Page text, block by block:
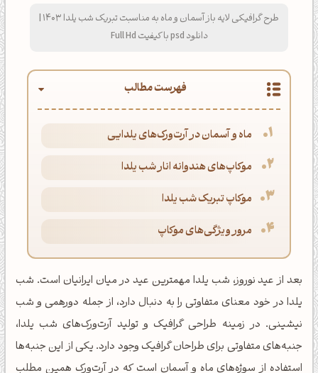
طرح گرافیکی لایه باز آسمان و ماه به مناسبت تبریک شب یلدا 1403 |
دانلود psd با کیفیت Full Hd
فهرست مطالب
ماه و آسمان در آرت‌ورک‌های یلدایی
موکاپ‌های هندوانه انار شب یلدا
موکاپ تبریک شب یلدا
مرور ویژگی‌های موکاپ
بعد از عید نوروز، شب یلدا مهمترین عید در میان ایرانیان است. شب
یلدا در خود معنای متفاوتی را به دنبال دارد، از جمله دورهمی و شب
نیشینی. در زمینه طراحی گرافیک و تولید آرت‌ورک‌های شب یلدا،
جنبه‌های متفاوتی برای طراحان گرافیک وجود دارد. یکی از این جنبه‌ها
استفاده از سوژه‌های ماه و آسمان است که در آرت‌ورک همین مطلب